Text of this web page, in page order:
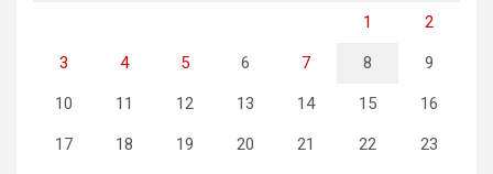
1 2
3 4 5 6 7 8 9
10 11 12 13 14 15 16
17 18 19 20 21 22 23